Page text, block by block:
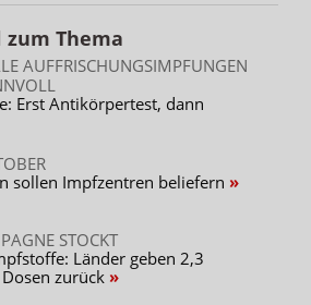
Thema
AUFFRISCHUNGSIMPFUNGEN
Erst Antikörpertest, dann
sollen Impfzentren beliefern
STOCKT
Länder geben 2,3
zurück